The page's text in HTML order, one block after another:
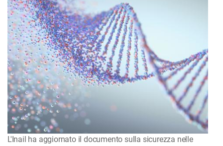
L'Inail ha aggiornato il documento sulla sicurezza nelle